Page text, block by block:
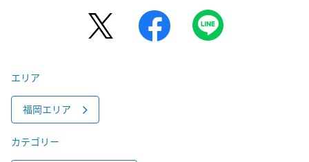
エリア
福岡エリア
カテゴリー